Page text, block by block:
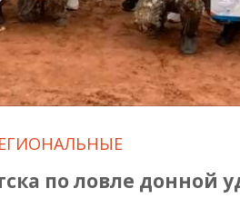
по ловле донной